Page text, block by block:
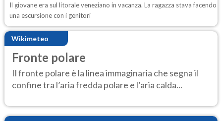
Il giovane era sul litorale veneziano in vacanza. La ragazza stava facendo
una escursione con i genitori
Wikimeteo
Fronte polare
Il fronte polare è la linea immaginaria che segna il
confine tra l’aria fredda polare e l’aria calda...